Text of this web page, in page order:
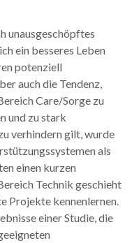
unausgeschöpftes
ein besseres Leben
potenziell
auch die Tendenz,
Care/Sorge zu
und zu stark
verhindern gilt, wurde
als
einen kurzen
Technik geschieht
Projekte kennenlernen.
einer Studie, die